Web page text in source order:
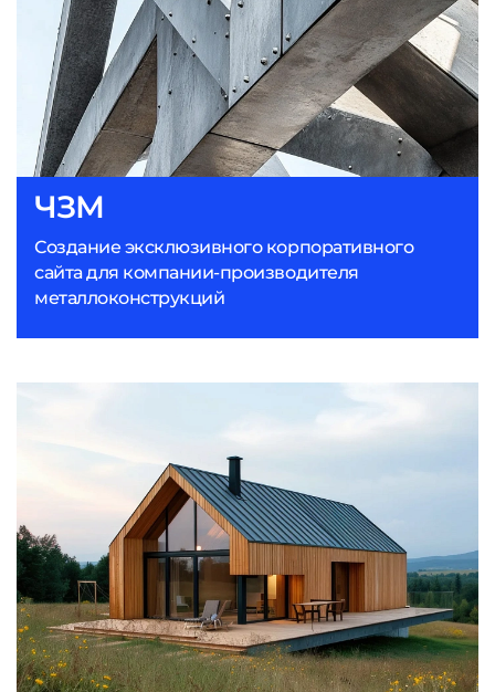
ЧЗМ
Создание эксклюзивного корпоративного
сайта для компании-производителя
металлоконструкций